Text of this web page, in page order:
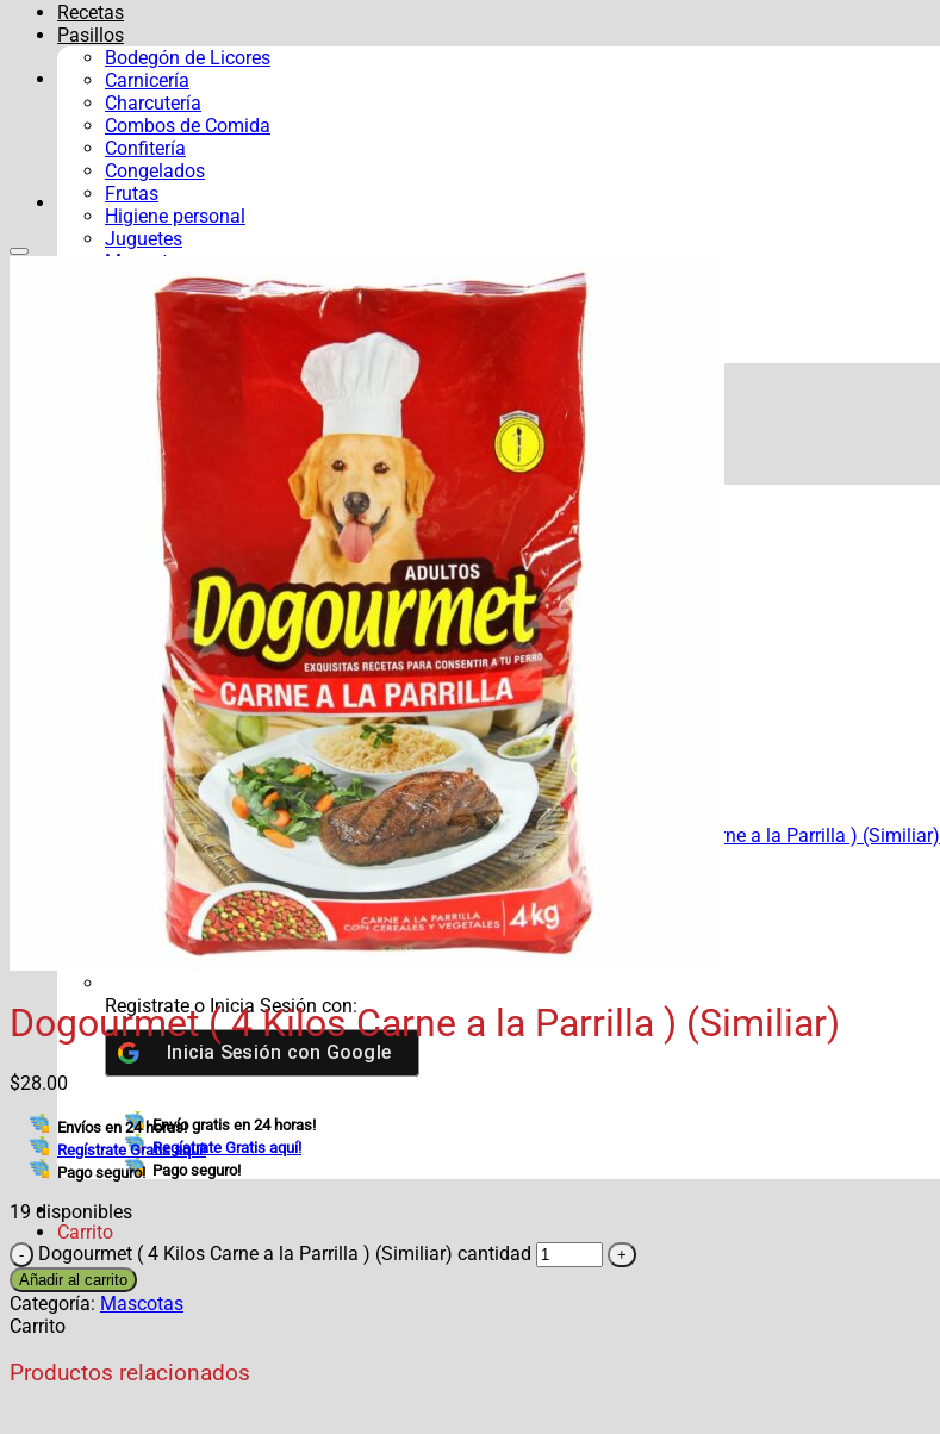
Recetas
Pasillos
Bodegón de Licores
Carnicería
Charcutería
Combos de Comida
Confitería
Congelados
Frutas
Higiene personal
Juguetes
Mascotas
Pasapalos
Productos de Limpieza
Verduras y Hortalizas
Víveres
Búsqueda de productos
Acceder / Registrarse
Dogourmet ( 4 Kilos Carne a la Parrilla ) (Similiar)
1 × $28.00
Subtotal: $28.00
Ver carritoFinalizar compra
Registrate o Inicia Sesión con:
Inicia Sesión con Google
Envío gratis en 24 horas!
Regístrate Gratis aquí!
Pago seguro!
Carrito
Dogourmet ( 4 Kilos Carne a la Parrilla ) (Similiar)
$28.00
Envíos en 24 horas!
Regístrate Gratis aquí!
Pago seguro!
19 disponibles
Dogourmet ( 4 Kilos Carne a la Parrilla ) (Similiar) cantidad
Añadir al carrito
Categoría: Mascotas
Carrito
Productos relacionados